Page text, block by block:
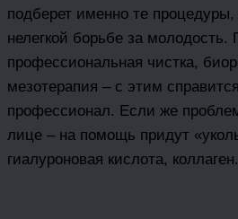
подберет именно те процедуры,
нелегкой борьбе за молодость.
профессиональная чистка,
мезотерапия – с этим
профессионал. Если же
лице – на помощь придут
гиалуроновая кислота, коллаген.